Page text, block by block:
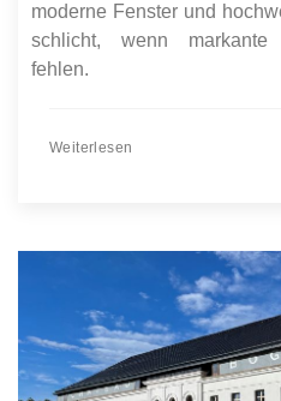
moderne Fenster und
schlicht, wenn markante
fehlen.
Weiterlesen